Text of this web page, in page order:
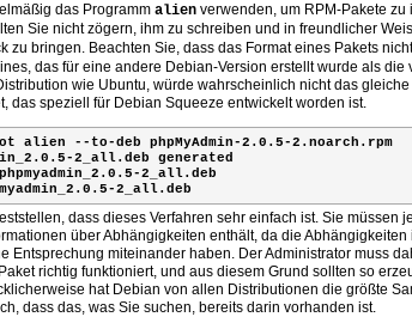
das Programm alien verwenden, um RPM-Pakete
Sie nicht zögern, ihm zu schreiben und in freundlicher
zu bringen. Beachten Sie, dass das Format eines Pakets
das für eine andere Debian-Version erstellt wurde als
wie Ubuntu, würde wahrscheinlich nicht das
das speziell für Debian Squeeze entwickelt worden ist.
alien --to-deb phpMyAdmin-2.0.5-2.noarch.rpm
2_all.deb generated
2_all.deb
2_all.deb
dass dieses Verfahren sehr einfach ist. Sie müssen
über Abhängigkeiten enthält, da die
Entsprechung miteinander haben. Der Administrator muss
richtig funktioniert, und aus diesem Grund sollten so
hat Debian von allen Distributionen die größte
dass das, was Sie suchen, bereits darin vorhanden ist.